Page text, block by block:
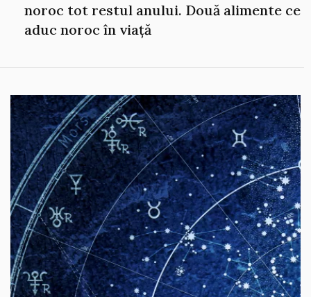
noroc tot restul anului. Două alimente ce
aduc noroc în viață